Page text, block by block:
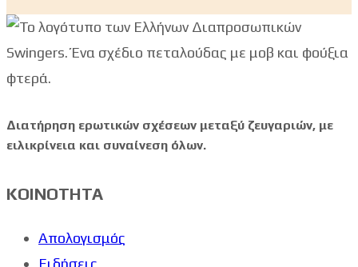
Διατήρηση ερωτικών σχέσεων μεταξύ ζευγαριών, με
ειλικρίνεια και συναίνεση όλων.
ΚΟΙΝΟΤΗΤΑ
Απολογισμός